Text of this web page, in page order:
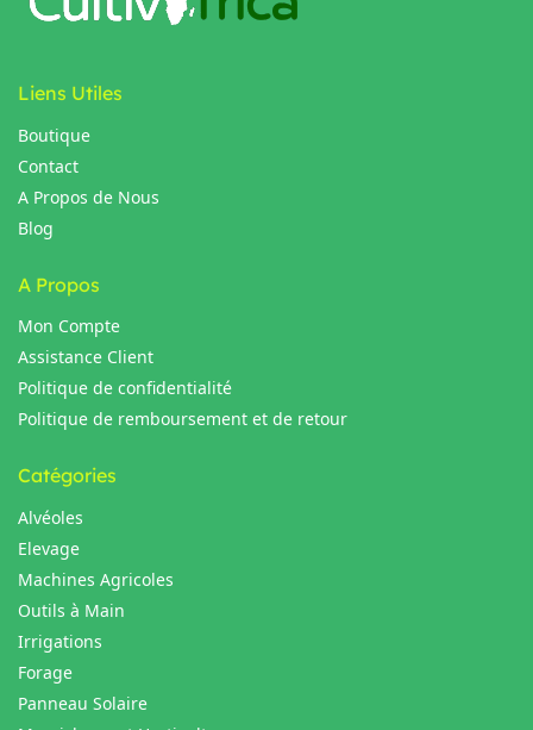
Liens Utiles
Boutique
Contact
A Propos de Nous
Blog
A Propos
Mon Compte
Assistance Client
Politique de confidentialité
Politique de remboursement et de retour
Catégories
Alvéoles
Elevage
Machines Agricoles
Outils à Main
Irrigations
Forage
Panneau Solaire